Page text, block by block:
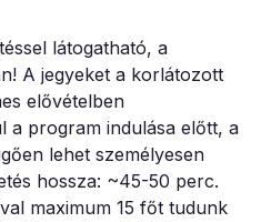
látogatható, a
A jegyeket a korlátozott
elővételben
a program indulása előtt, a
lehet személyesen
hossza: ~45-50 perc.
maximum 15 főt tudunk